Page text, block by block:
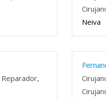
Neiva